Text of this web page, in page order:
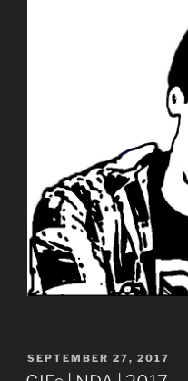
VERÖFFENTLICHT
AM
SEPTEMBER 27, 2017